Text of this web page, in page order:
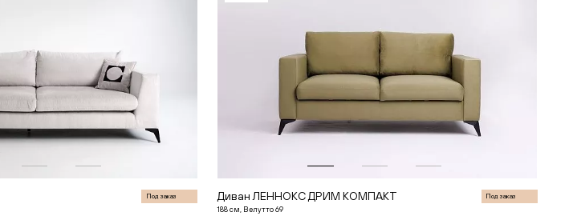
Под заказ Диван ЛЕННОКС ДРИМ КОМПАКТ Под заказ
188 см, Велутто 69